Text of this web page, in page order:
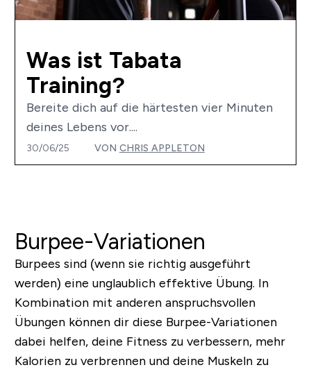
Was ist Tabata
Training?
Bereite dich auf die härtesten vier Minuten
deines Lebens vor....
30/06/25 VON CHRIS APPLETON
Burpee-Variationen
Burpees sind (wenn sie richtig ausgeführt
werden) eine unglaublich effektive Übung. In
Kombination mit anderen anspruchsvollen
Übungen können dir diese Burpee-Variationen
dabei helfen, deine Fitness zu verbessern, mehr
Kalorien zu verbrennen und deine Muskeln zu